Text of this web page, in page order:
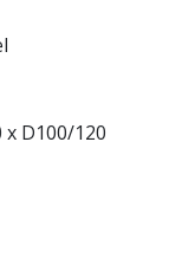
D100/120